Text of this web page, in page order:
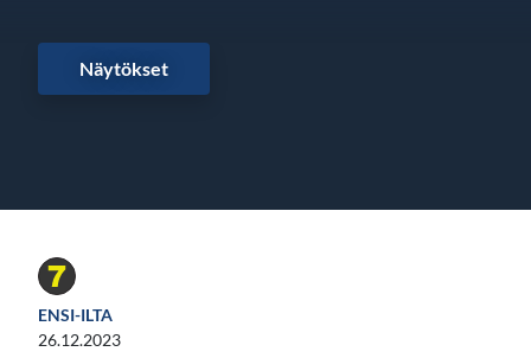
Näytökset
ENSI-ILTA
26.12.2023